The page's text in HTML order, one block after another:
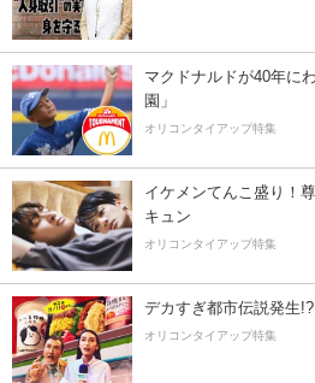
マクドナルドが40年に
園」
オリコンタイアップ特集
イケメンてんこ盛り！
キュン
オリコンタイアップ特集
デカすぎ都市伝説発生
オリコンタイアップ特集